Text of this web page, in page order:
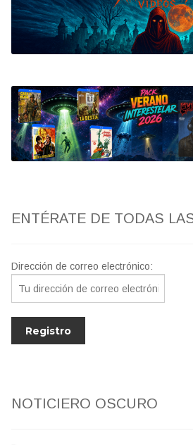
Bluray
Clasificada S
artwork
fantaterror
Jesús Franco
ENTÉRATE DE TODAS
Dirección de correo electrónico:
NOTICIERO OSCURO